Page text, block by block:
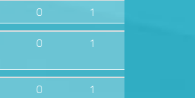
0
1
0 1
0
1